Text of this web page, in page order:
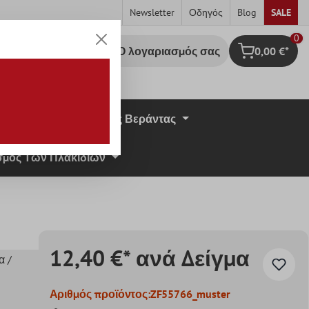
Newsletter Οδηγός Blog SALE
Ο λογαριασμός σας Καλάθι
0
0,00 €*
Πλάκες Βεράντας
Των Πλακιδίων
/
12,40 €* ανά Δείγμα
Αριθμός προϊόντος:ZF55766_muster